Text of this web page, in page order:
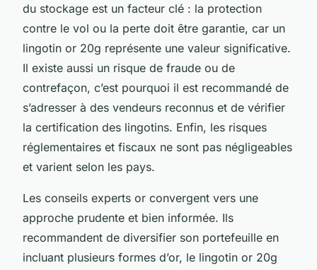
du stockage est un facteur clé : la protection
contre le vol ou la perte doit être garantie, car un
lingotin or 20g représente une valeur significative.
Il existe aussi un risque de fraude ou de
contrefaçon, c’est pourquoi il est recommandé de
s’adresser à des vendeurs reconnus et de vérifier
la certification des lingotins. Enfin, les risques
réglementaires et fiscaux ne sont pas négligeables
et varient selon les pays.
Les conseils experts or convergent vers une
approche prudente et bien informée. Ils
recommandent de diversifier son portefeuille en
incluant plusieurs formes d’or, le lingotin or 20g